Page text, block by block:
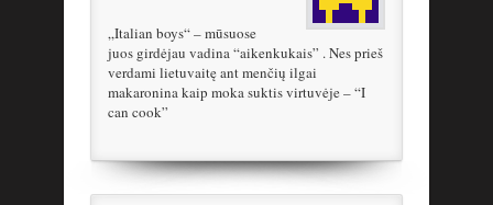
„Italian boys“ – mūsuose
juos girdėjau vadina “aikenkukais” . Nes prieš
verdami lietuvaitę ant menčių ilgai
makaronina kaip moka suktis virtuvėje – “I
can cook”